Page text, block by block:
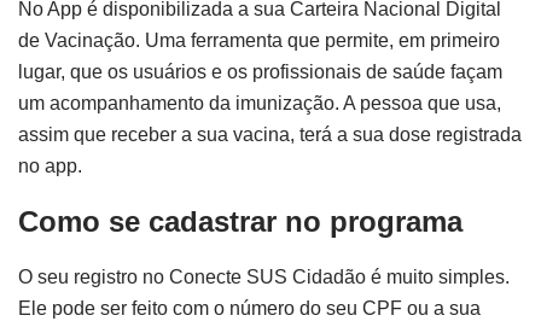
No App é disponibilizada a sua Carteira Nacional Digital
de Vacinação. Uma ferramenta que permite, em primeiro
lugar, que os usuários e os profissionais de saúde façam
um acompanhamento da imunização. A pessoa que usa,
assim que receber a sua vacina, terá a sua dose registrada
no app.
Como se cadastrar no programa
O seu registro no Conecte SUS Cidadão é muito simples.
Ele pode ser feito com o número do seu CPF ou a sua